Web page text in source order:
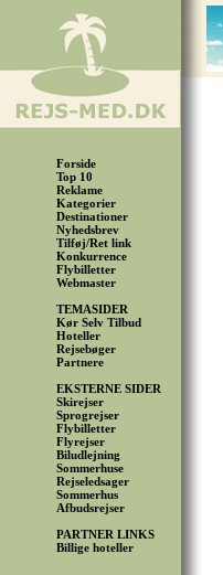
Forside
Top 10
Reklame
Kategorier
Destinationer
Nyhedsbrev
Tilføj/Ret link
Konkurrence
Flybilletter
Webmaster
TEMASIDER
Kør Selv Tilbud
Hoteller
Rejsebøger
Partnere
EKSTERNE SIDER
Skirejser
Sprogrejser
Flybilletter
Flyrejser
Biludlejning
Sommerhuse
Rejseledsager
Sommerhus
Afbudsrejser
PARTNER LINKS
Billige hoteller